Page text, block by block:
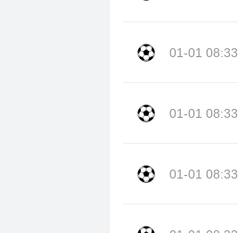
01-01 08:33
01-01 08:33
01-01 08:33